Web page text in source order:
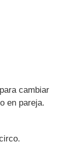
cambiar
en pareja.